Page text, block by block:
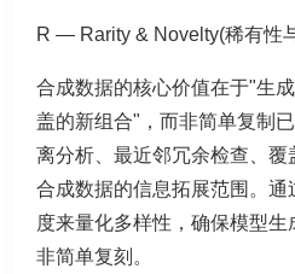
R — Rarity & Novelty(稀有性
合成数据的核心价值在于"生
盖的新组合"，而非简单复制
离分析、最近邻冗余检查、
合成数据的信息拓展范围。
度来量化多样性，确保模型
非简单复刻。